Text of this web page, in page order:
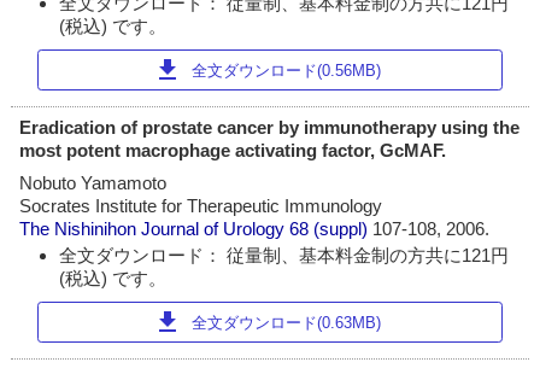
(税込) です。
download 全文ダウンロード(0.56MB)
Eradication of prostate cancer by immunotherapy using the
most potent macrophage activating factor, GcMAF.
Nobuto Yamamoto
Socrates Institute for Therapeutic Immunology
The Nishinihon Journal of Urology 68 (suppl) 107-108, 2006.
全文ダウンロード： 従量制、基本料金制の方共に121円
(税込) です。
download 全文ダウンロード(0.63MB)